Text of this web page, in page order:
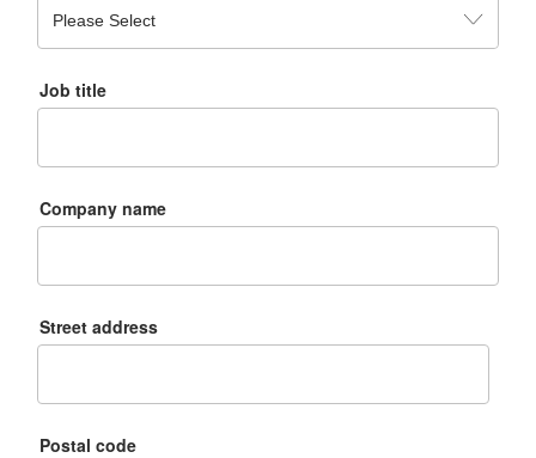
Job title
Company name
Street address
Postal code